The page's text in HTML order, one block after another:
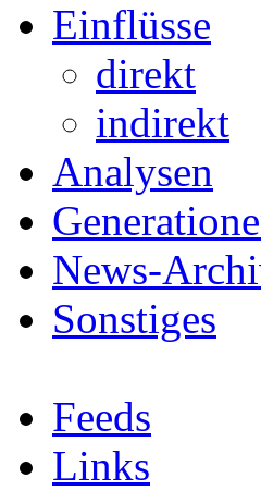
Einflüsse
direkt
indirekt
Analysen
News-
Sonstiges
Feeds
Links